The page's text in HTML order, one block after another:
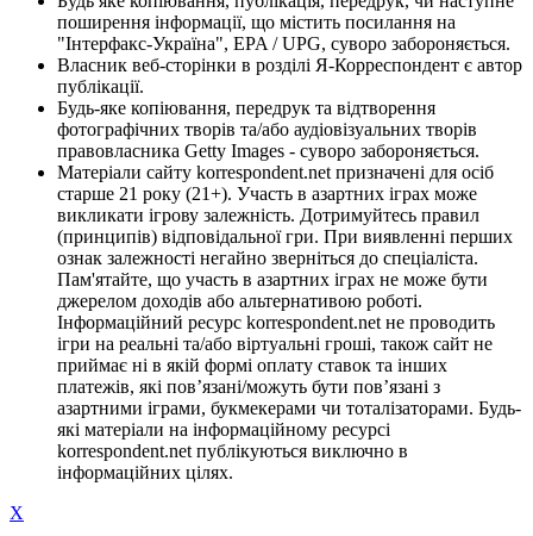
поширення інформації, що містить посилання на
"Інтерфакс-Україна", EPA / UPG, суворо забороняється.
Власник веб-сторінки в розділі Я-Корреспондент є автор
публікації.
Будь-яке копіювання, передрук та відтворення
фотографічних творів та/або аудіовізуальних творів
правовласника Getty Images - суворо забороняється.
Матеріали сайту korrespondent.net призначені для осіб
старше 21 року (21+). Участь в азартних іграх може
викликати ігрову залежність. Дотримуйтесь правил
(принципів) відповідальної гри. При виявленні перших
ознак залежності негайно зверніться до спеціаліста.
Пам'ятайте, що участь в азартних іграх не може бути
джерелом доходів або альтернативою роботі.
Інформаційний ресурс korrespondent.net не проводить
ігри на реальні та/або віртуальні гроші, також сайт не
приймає ні в якій формі оплату ставок та інших
платежів, які пов’язані/можуть бути пов’язані з
азартними іграми, букмекерами чи тоталізаторами. Будь-
які матеріали на інформаційному ресурсі
korrespondent.net публікуються виключно в
інформаційних цілях.
X